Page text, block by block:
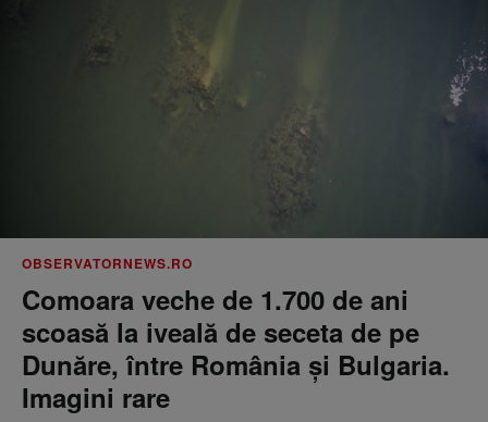
OBSERVATORNEWS.RO
Comoara veche de 1.700 de ani
scoasă la iveală de seceta de pe
Dunăre, între România şi Bulgaria.
Imagini rare